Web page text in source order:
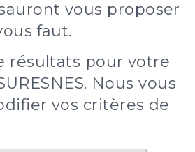
vous proposer
faut.
résultats pour votre
Nous vous
vos critères de